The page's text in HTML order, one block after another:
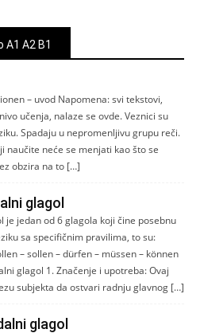
A1 A2 B1
– uvod Napomena: svi tekstovi,
učenja, nalaze se ovde. Veznici su
Spadaju u nepromenljivu grupu reči.
naučite neće se menjati kao što se
obzira na to […]
glagol
je jedan od 6 glagola koji čine posebnu
sa specifičnim pravilima, to su:
– sollen – dürfen – müssen – können
glagol 1. Značenje i upotreba: Ovaj
subjekta da ostvari radnju glavnog […]
glagol